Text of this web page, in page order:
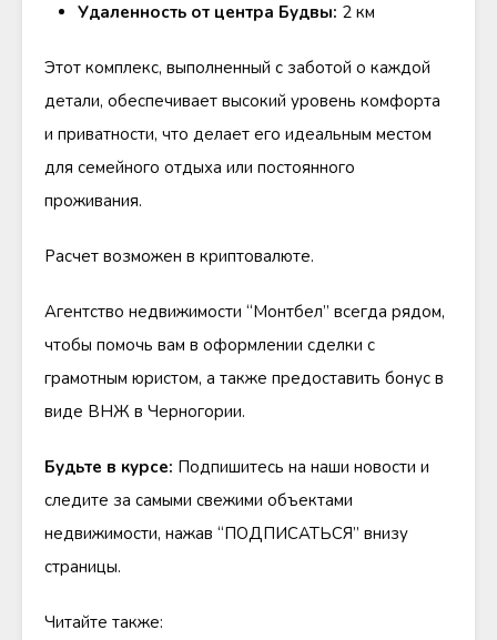
Удаленность от центра Будвы: 2 км
Этот комплекс, выполненный с заботой о каждой
детали, обеспечивает высокий уровень комфорта
и приватности, что делает его идеальным местом
для семейного отдыха или постоянного
проживания.
Расчет возможен в криптовалюте.
Агентство недвижимости “Монтбел” всегда рядом,
чтобы помочь вам в оформлении сделки с
грамотным юристом, а также предоставить бонус в
виде ВНЖ в Черногории.
Будьте в курсе: Подпишитесь на наши новости и
следите за самыми свежими объектами
недвижимости, нажав “ПОДПИСАТЬСЯ” внизу
страницы.
Читайте также: